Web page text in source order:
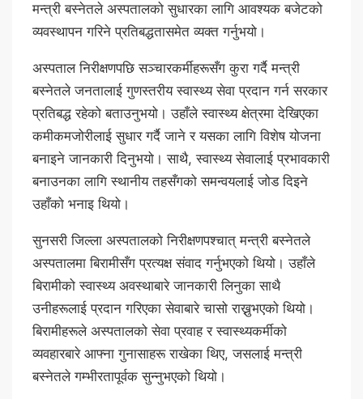
मन्त्री बस्नेतले अस्पतालको सुधारका लागि आवश्यक बजेटको
व्यवस्थापन गरिने प्रतिबद्धतासमेत व्यक्त गर्नुभयो।
अस्पताल निरीक्षणपछि सञ्चारकर्मीहरूसँग कुरा गर्दै मन्त्री
बस्नेतले जनतालाई गुणस्तरीय स्वास्थ्य सेवा प्रदान गर्न सरकार
प्रतिबद्ध रहेको बताउनुभयो। उहाँले स्वास्थ्य क्षेत्रमा देखिएका
कमीकमजोरीलाई सुधार गर्दै जाने र यसका लागि विशेष योजना
बनाइने जानकारी दिनुभयो। साथै, स्वास्थ्य सेवालाई प्रभावकारी
बनाउनका लागि स्थानीय तहसँगको समन्वयलाई जोड दिइने
उहाँको भनाइ थियो।
सुनसरी जिल्ला अस्पतालको निरीक्षणपश्चात् मन्त्री बस्नेतले
अस्पतालमा बिरामीसँग प्रत्यक्ष संवाद गर्नुभएको थियो। उहाँले
बिरामीको स्वास्थ्य अवस्थाबारे जानकारी लिनुका साथै
उनीहरूलाई प्रदान गरिएका सेवाबारे चासो राख्नुभएको थियो।
बिरामीहरूले अस्पतालको सेवा प्रवाह र स्वास्थ्यकर्मीको
व्यवहारबारे आफ्ना गुनासाहरू राखेका थिए, जसलाई मन्त्री
बस्नेतले गम्भीरतापूर्वक सुन्नुभएको थियो।